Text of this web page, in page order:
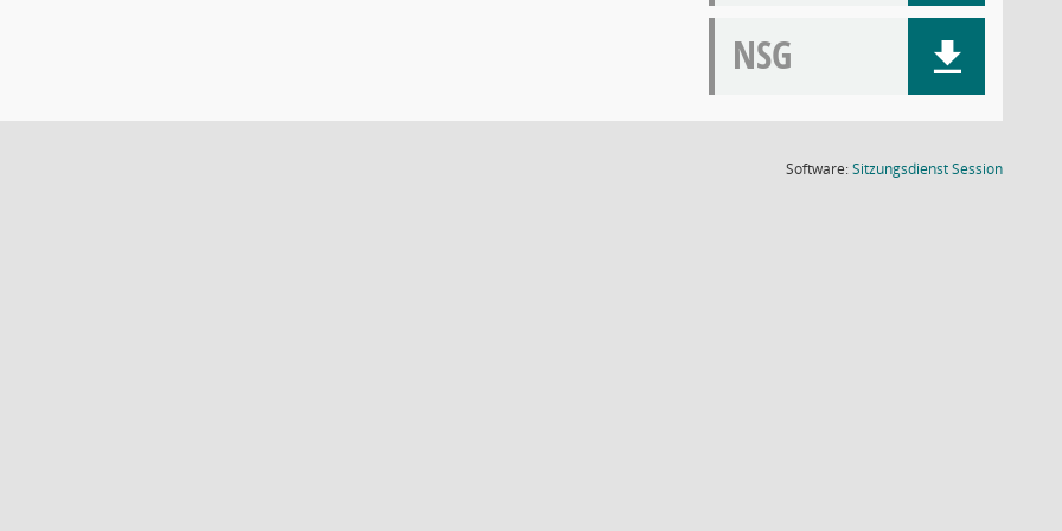
NSG
Software:SitzungsdienstSession(Wird in